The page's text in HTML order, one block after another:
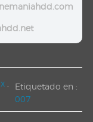
Etiquetado en :
007